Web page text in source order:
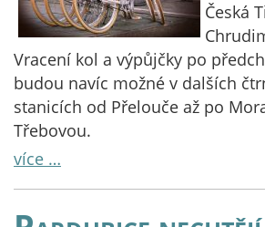
Česká
Vracení kol a výpůjčky po
budou navíc možné v dalších
stanicích od Přelouče až po
Třebovou.
více …